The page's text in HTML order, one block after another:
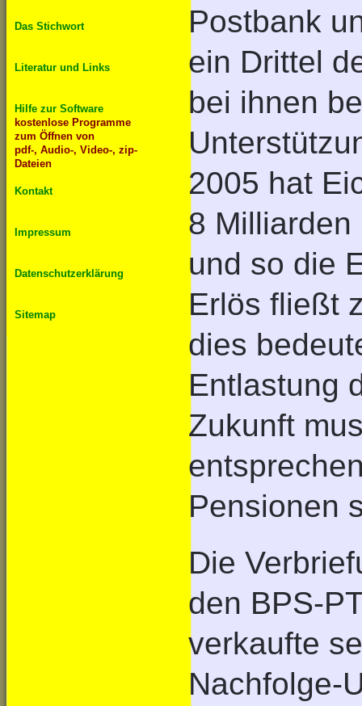
Das Stichwort
Literatur und Links
Hilfe zur Software
kostenlose Programme
zum Öffnen von
pdf-, Audio-, Video-, zip-
Dateien
Kontakt
Impressum
Datenschutzerklärung
Sitemap
Postbank
ein Drittel
bei ihnen
2005 hat
8
und so die
Erlös fließt
dies
Entlastung
Zukunft
Pensionen
Die
den BPS-
verkaufte
Nachfolge-